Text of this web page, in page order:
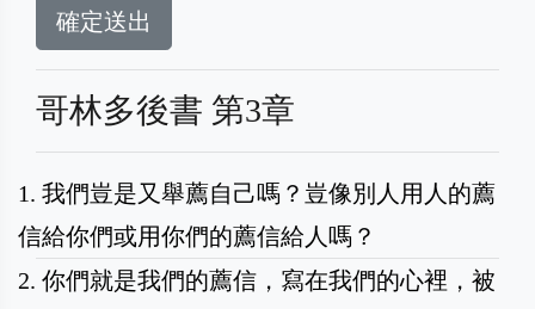
哥林多後書 第3章
1. 我們豈是又舉薦自己嗎？豈像別人用人的薦
信給你們或用你們的薦信給人嗎？
2. 你們就是我們的薦信，寫在我們的心裡，被